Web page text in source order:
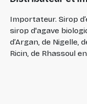
Importateur. Sirop
sirop d'agave
d’Argan, de Nigelle,
Ricin, de Rhassoul